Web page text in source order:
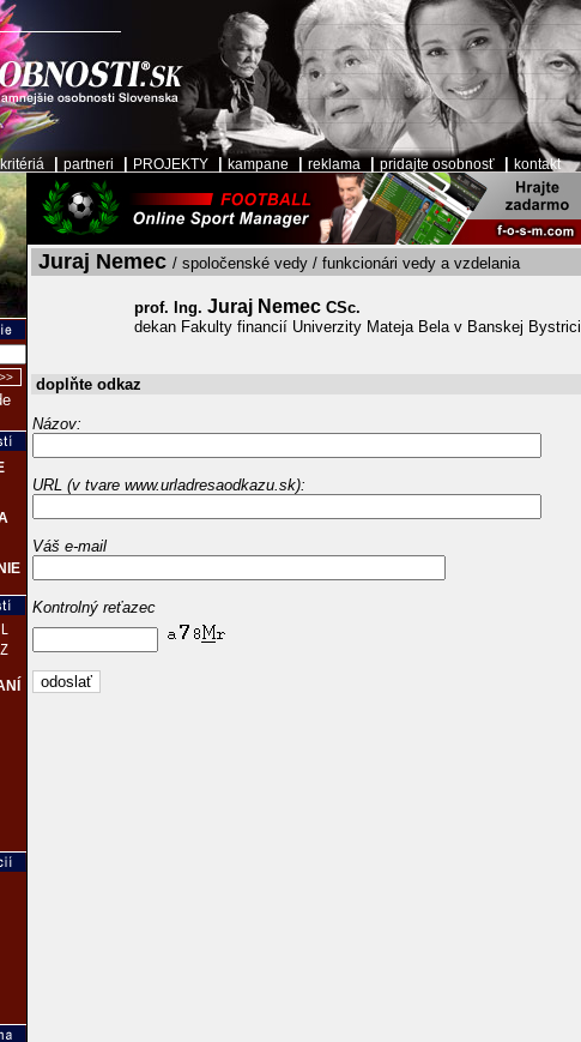
kritériá partneri PROJEKTY kampane reklama pridajte osobnosť kontakt
Juraj Nemec / spoločenské vedy / funkcionári vedy a vzdelania
prof. Ing. Juraj Nemec CSc.
dekan Fakulty financií Univerzity Mateja Bela v Banskej Bystrici
doplňte odkaz
Názov:
URL (v tvare www.urladresaodkazu.sk):
Váš e-mail
Kontrolný reťazec